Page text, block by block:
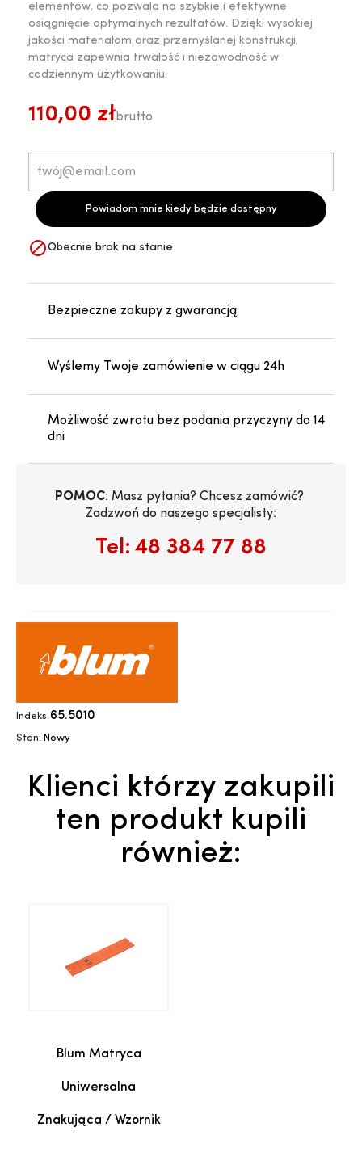
elementów, co pozwala na szybkie i efektywne
osiągnięcie optymalnych rezultatów. Dzięki wysokiej
jakości materiałom oraz przemyślanej konstrukcji,
matryca zapewnia trwałość i niezawodność w
codziennym użytkowaniu.
110,00 złbrutto
Powiadom mnie kiedy będzie dostępny
Obecnie brak na stanie
Bezpieczne zakupy z gwarancją
Wyślemy Twoje zamówienie w ciągu 24h
Możliwość zwrotu bez podania przyczyny do 14
dni
POMOC: Masz pytania? Chcesz zamówić?
Zadzwoń do naszego specjalisty:
Tel: 48 384 77 88
Indeks 65.5010
Stan: Nowy
Klienci którzy zakupili
ten produkt kupili
również:
Blum Matryca
Uniwersalna
Znakująca / Wzornik